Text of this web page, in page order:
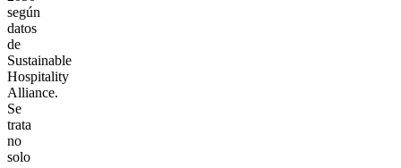
según
datos
de
Sustainable
Hospitality
Alliance.
Se
trata
no
solo